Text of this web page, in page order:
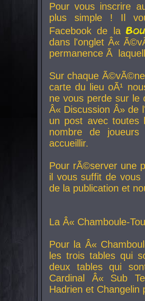
Pour vous inscrire
plus simple ! Il
Facebook de la
dans l'onglet Â«
permanence Ã
Sur chaque
carte du lieu oÃ¹
ne vous perde sur le
Â« Discussion Â» de
un post avec toutes
nombre de
accueillir.
Pour rÃ©server une
il vous suffit de vous
de la publication et
La Â« Chamboule-
Pour la Â«
les trois tables qui
deux tables qui
Cardinal
Â« Sub
Hadrien et Changelin